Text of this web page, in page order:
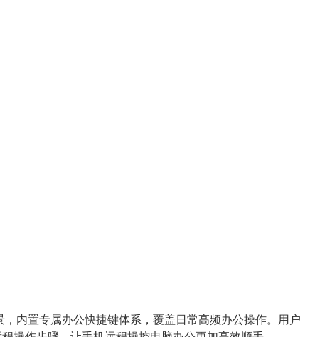
内置专属办公快捷键体系，覆盖日常高频办公操作。用户